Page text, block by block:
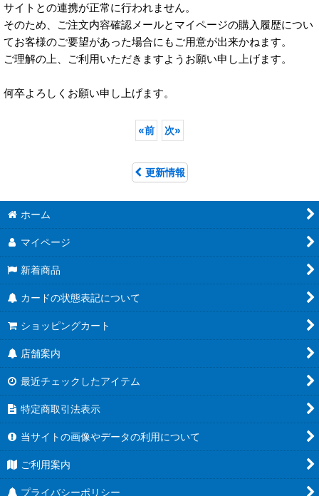
サイトとの連携が正常に行われません。
そのため、ご注文内容確認メールとマイページの購入履歴につい
てお客様のご要望があった場合にもご用意が出来かねます。
ご理解の上、ご利用いただきますようお願い申し上げます。
何卒よろしくお願い申し上げます。
«前 次»
更新情報
ホーム
マイページ
新着商品
カードの状態表記について
ショッピングカート
店舗案内
最近チェックしたアイテム
特定商取引法表示
当サイトの画像やデータの利用について
ご利用案内
プライバシーポリシー